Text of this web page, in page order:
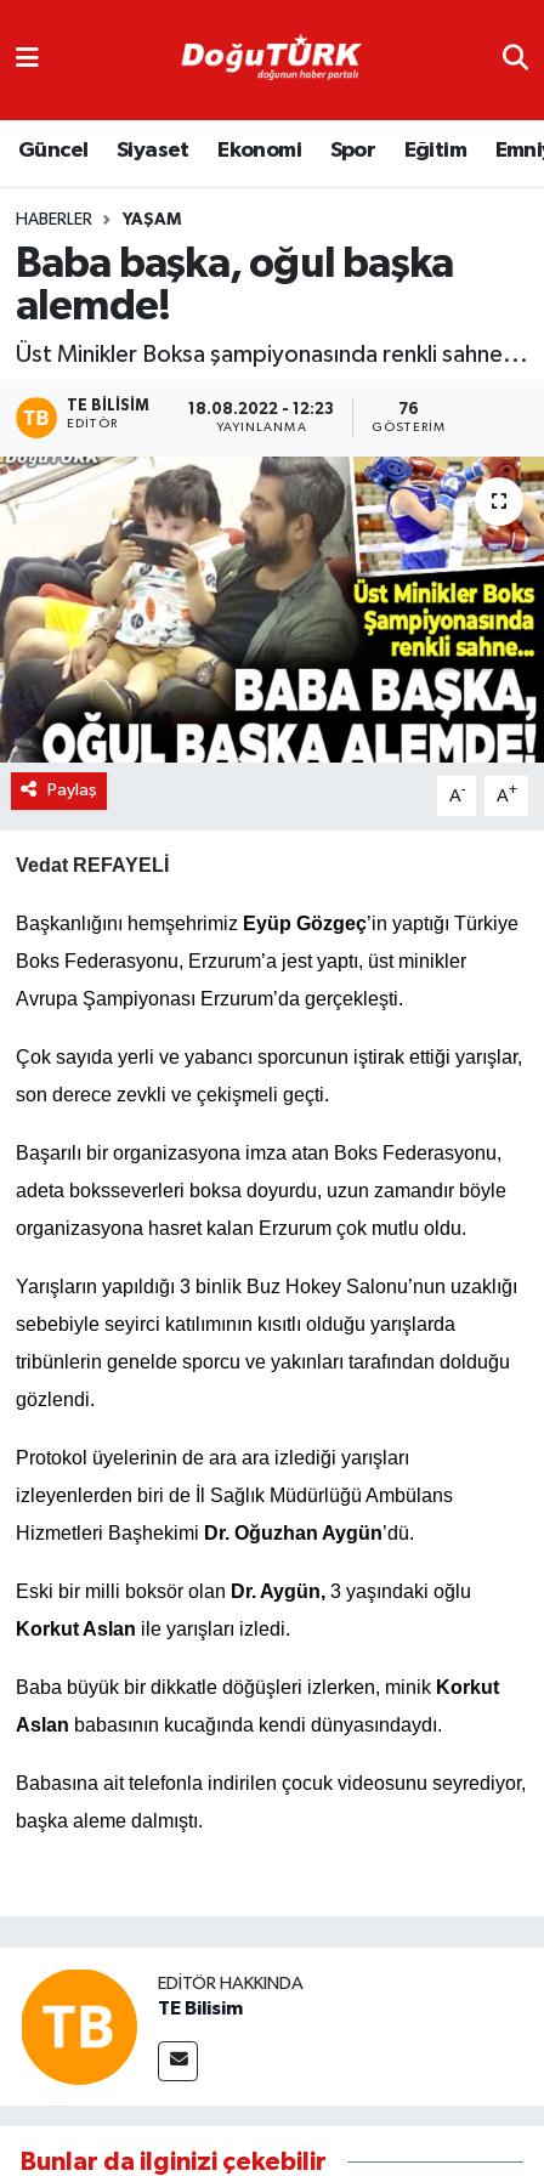
Güncel Siyaset Ekonomi Spor Eğitim
HABERLER YAŞAM
Baba başka, oğul başka
alemde!
Üst Minikler Boksa şampiyonasında renkli sahne...
TE BILISIM
EDITÖR
18.08.2022 - 12:23
YAYINLANMA
76
GÖSTERIM
Paylaş A- A+
Vedat REFAYELİ
Başkanlığını hemşehrimiz Eyüp Gözgeç’in yaptığı Türkiye
Boks Federasyonu, Erzurum’a jest yaptı, üst minikler
Avrupa Şampiyonası Erzurum’da gerçekleşti.
Çok sayıda yerli ve yabancı sporcunun iştirak ettiği yarışlar,
son derece zevkli ve çekişmeli geçti.
Başarılı bir organizasyona imza atan Boks Federasyonu,
adeta boksseverleri boksa doyurdu, uzun zamandır böyle
organizasyona hasret kalan Erzurum çok mutlu oldu.
Yarışların yapıldığı 3 binlik Buz Hokey Salonu’nun uzaklığı
sebebiyle seyirci katılımının kısıtlı olduğu yarışlarda
tribünlerin genelde sporcu ve yakınları tarafından dolduğu
gözlendi.
Protokol üyelerinin de ara ara izlediği yarışları
izleyenlerden biri de İl Sağlık Müdürlüğü Ambülans
Hizmetleri Başhekimi Dr. Oğuzhan Aygün’dü.
Eski bir milli boksör olan Dr. Aygün,3 yaşındaki oğlu
Korkut Aslan ile yarışları izledi.
Baba büyük bir dikkatle döğüşleri izlerken, minik Korkut
Aslan babasının kucağında kendi dünyasındaydı.
Babasına ait telefonla indirilen çocuk videosunu seyrediyor,
başka aleme dalmıştı.
EDITÖR HAKKINDA
TE Bilisim
Bunlar da ilginizi çekebilir
Asayiş
Bölge
Eğitim
Emniyet
GENEL
Güncel
KÜLTÜR-SANAT
Magazin
Medya
Politika
Spor
YEREL
Trafik Durumu
Süper Lig Puan Durumu ve Fikstür
Tüm Manşetler
Haber Arşivi